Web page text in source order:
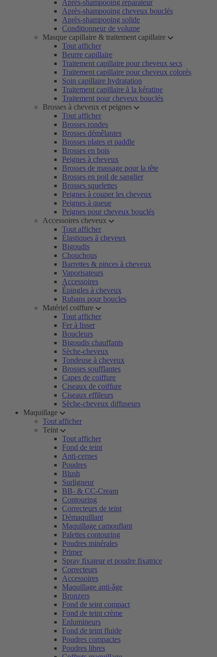
Après-shampooing réparateur
Après-shampooing cheveux bouclés
Après-shampooing solide
Conditionneur de volume
Masque capillaire & traitement capillaire
Tout afficher
Beurre capillaire
Traitement capillaire pour cheveux secs
Traitement capillaire pour cheveux colorés
Soin capillaire hydratation
Traitement capillaire à la kératine
Traitement pour cheveux bouclés
Brosses à cheveux et peignes
Tout afficher
Brosses rondes
Brosses démêlantes
Brosses plates et paddle
Brosses en bois
Peignes à cheveux
Brosses de massage pour la tête
Brosses en poil de sanglier
Brosses squelettes
Peignes à couper les cheveux
Peignes à queue
Peignes pour cheveux bouclés
Accessoires cheveux
Tout afficher
Élastiques à cheveux
Bigoudis
Chouchous
Barrettes & pinces à cheveux
Vaporisateurs
Accessoires
Épingles à cheveux
Rubans pour boucles
Matériel coiffure
Tout afficher
Fer à lisser
Boucleurs
Bigoudis chauffants
Sèche-cheveux
Tondeuse à cheveux
Brosses soufflantes
Capes de coiffure
Ciseaux de coiffure
Ciseaux effileurs
Sèche-cheveux diffuseurs
Maquillage
Tout afficher
Teint
Tout afficher
Fond de teint
Anti-cernes
Poudres
Blush
Surligneur
BB- & CC-Cream
Contouring
Correcteurs de teint
Démaquillant
Maquillage camouflant
Palettes contouring
Poudres minérales
Primer
Spray fixateur et poudre fixatrice
Correcteurs
Accessoires
Maquillage anti-âge
Bronzers
Fond de teint compact
Fond de teint crème
Enlumineurs
Fond de teint fluide
Poudres compactes
Poudres libres